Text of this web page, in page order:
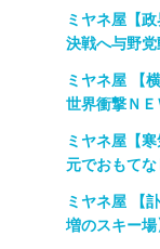
ミヤネ屋【
決戦へ与野党
ミヤネ屋 【
世界衝撃ＮＥ
ミヤネ屋【
元でおもてな
ミヤネ屋 【
増のスキー場